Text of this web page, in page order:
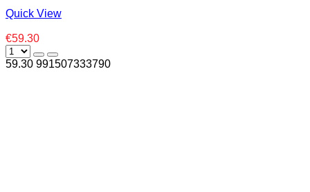
Quick View
€59.30
59.30 991507333790